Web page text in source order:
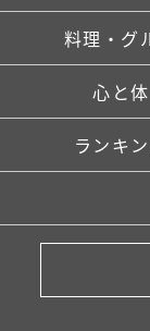
料理・グ
心と体
ランキ